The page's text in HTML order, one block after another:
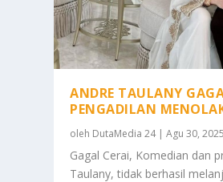
ANDRE TAULANY
PENGADILAN
oleh DutaMedia 24|Agu 30, 2025
Gagal Cerai, Komedian dan
Taulany, tidak berhasil